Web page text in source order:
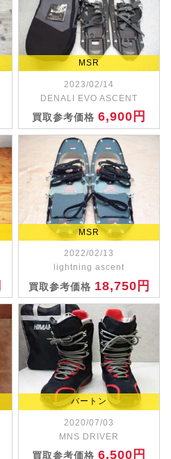
MSR
2023/02/14
DENALI EVO ASCENT
買取参考価格6,900円
MSR
2022/02/13
lightning ascent
買取参考価格 18,750円
バートン
2020/07/03
MNS DRIVER
買取参考価格6,500円